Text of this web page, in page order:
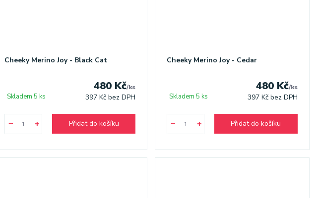
Cheeky Merino Joy - Black Cat
480 Kč/ks
397 Kčbez DPH
Skladem 5 ks
Přidat do košíku
Cheeky Merino Joy - Cedar
480 Kč/ks
397 Kč bez DPH
Skladem 5 ks
Přidat do košíku